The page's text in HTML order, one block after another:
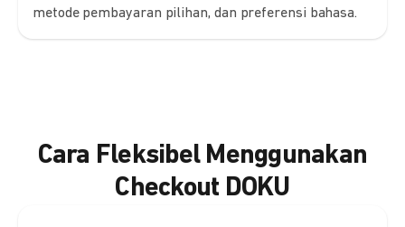
metode pembayaran pilihan, dan preferensi bahasa.
Cara Fleksibel Menggunakan
Checkout DOKU